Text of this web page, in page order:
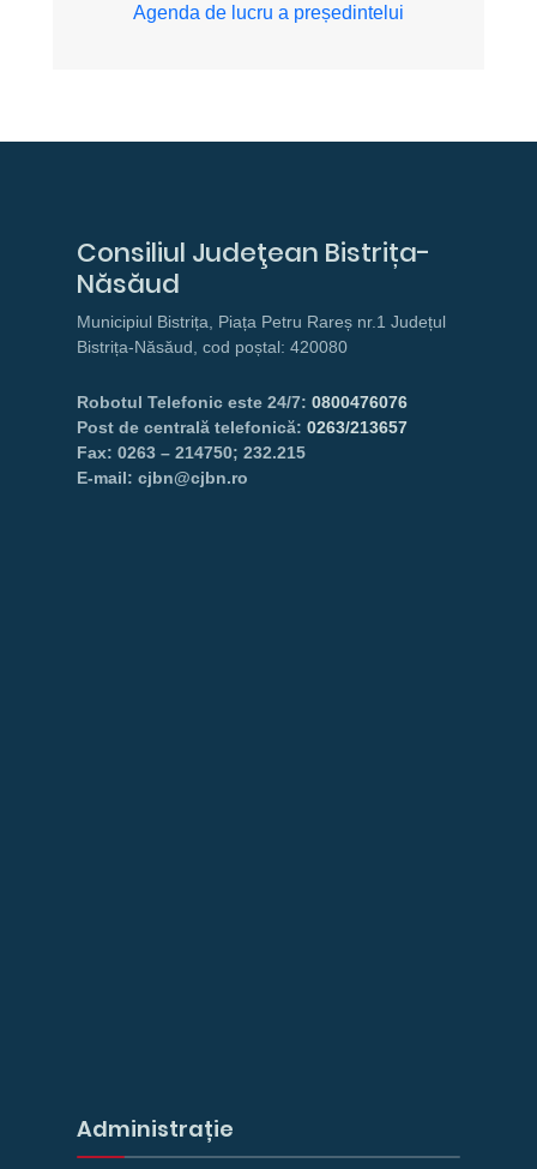
Agenda de lucru a președintelui
Consiliul Judeţean Bistrița-
Năsăud
Municipiul Bistrița, Piața Petru Rareș nr.1 Județul
Bistrița-Năsăud, cod poștal: 420080
Robotul Telefonic este 24/7: 0800476076
Post de centrală telefonică: 0263/213657
Fax: 0263 – 214750; 232.215
E-mail: cjbn@cjbn.ro
Administrație